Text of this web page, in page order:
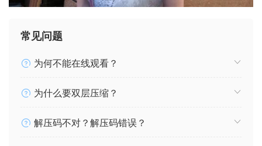
常见问题
为何不能在线观看？
为什么要双层压缩？
解压码不对？解压码错误？